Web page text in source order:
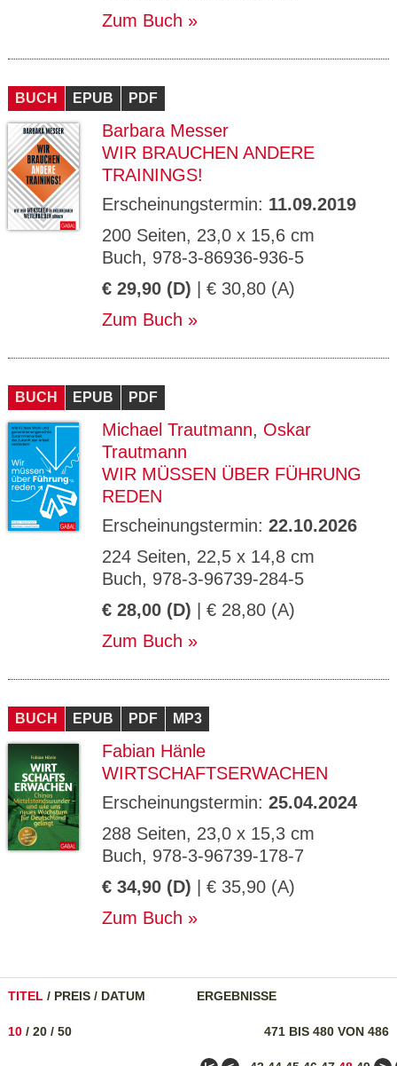
Zum Buch
BUCH EPUB PDF
Barbara Messer
WIR BRAUCHEN ANDERE
TRAININGS!
Erscheinungstermin: 11.09.2019
200 Seiten, 23,0 x 15,6 cm
Buch, 978-3-86936-936-5
€ 29,90 (D) | € 30,80 (A)
Zum Buch
BUCH EPUB PDF
Michael Trautmann, Oskar
Trautmann
WIR MÜSSEN ÜBER FÜHRUNG
REDEN
Erscheinungstermin: 22.10.2026
224 Seiten, 22,5 x 14,8 cm
Buch, 978-3-96739-284-5
€ 28,00 (D) | € 28,80 (A)
Zum Buch
BUCH EPUB PDF MP3
Fabian Hänle
WIRTSCHAFTSERWACHEN
Erscheinungstermin: 25.04.2024
288 Seiten, 23,0 x 15,3 cm
Buch, 978-3-96739-178-7
€ 34,90 (D) | € 35,90 (A)
Zum Buch
TITEL / PREIS / DATUM ERGEBNISSE
471 BIS 480 VON 486
10 / 20 / 50